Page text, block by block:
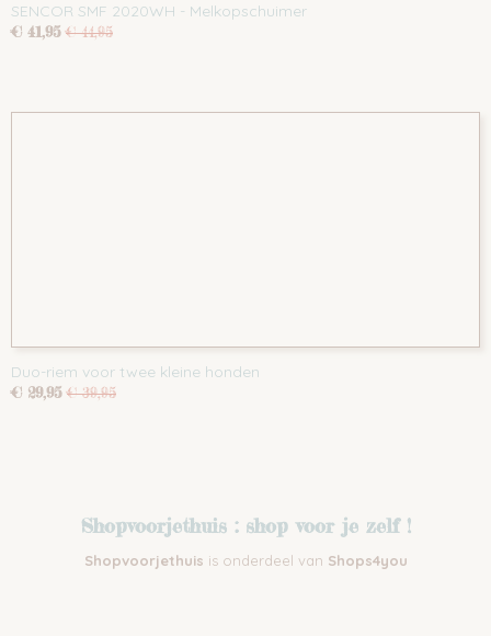
SENCOR SMF 2020WH - Melkopschuimer
€ 41,95 € 44,95
Duo-riem voor twee kleine honden
€ 29,95 € 39,95
Shopvoorjethuis : shop voor je zelf !
Shopvoorjethuis is onderdeel van Shops4you